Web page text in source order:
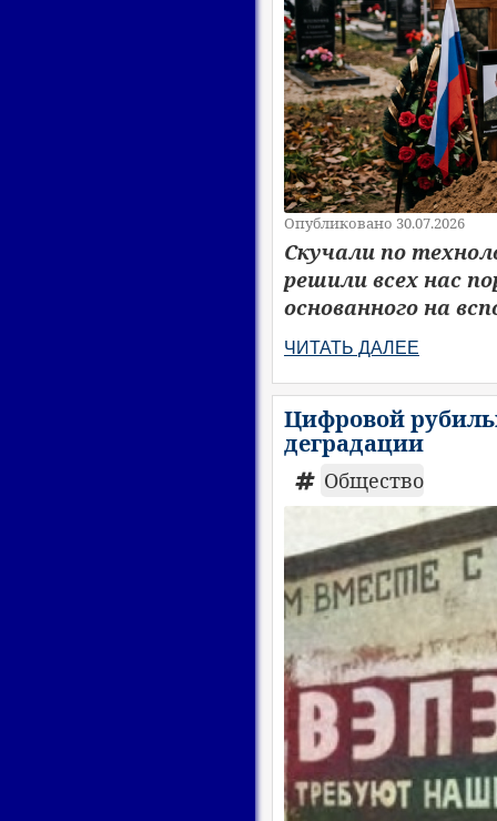
Опубликовано 30.07.2026
Скучали по
решили всех нас
основанного на
ЧИТАТЬ ДАЛЕЕ
Цифровой
деградации
Общество